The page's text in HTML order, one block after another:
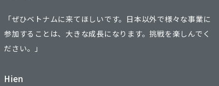
「ぜひベトナムに来てほしいです。日本以外で様々な事業に
参加することは、大きな成長になります。挑戦を楽しんでく
ださい。」
Hien